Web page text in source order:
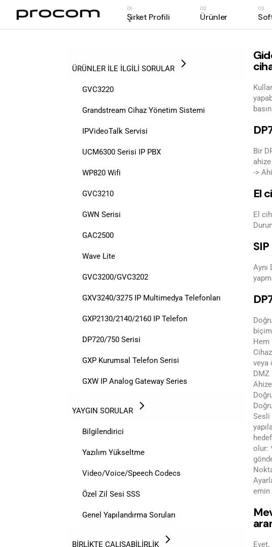
Şirket Profili
Markalar
Ürünler
UCM6300 Ekosistemi
Konferans Çözümleri
Intercom & IP
Gateway & ATAs
Kulaklık & Webcam
Hakkımızda
IP
ÜRÜNLER İLE İLGİLİ SORULAR
GVC3220
Grandstream Cihaz Yönetim Sistemi
IPVideoTalk Servisi
UCM6300 Serisi IP PBX
WP820 Wifi
GVC3210
GWN Serisi
GAC2500
Wave Lite
GVC3200/GVC3202
GXV3240/3275 IP Multimedya Telefonları
GXP2130/2140/2160 IP Telefon
DP720/750 Serisi
GXP Kurumsal Telefon Serisi
GXW IP Analog Gateway Series
YAYGIN SORULAR
Bilgilendirici
Yazılım Yükseltme
Video/Voice/Speech Codecs
Özel Zil Sesi SSS
Genel Yapılandırma Soruları
BİRLİKTE ÇALIŞABİLİRLİK
Bir
->
El
El
Aynı
Hem
veya
DMZ
Sesli
olur:
emin
Evet,